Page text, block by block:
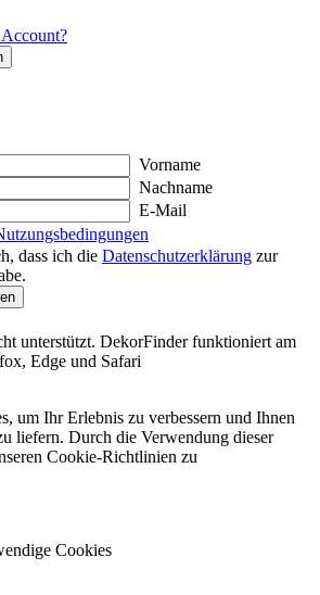
Vorname
Nachname
E-Mail
dass ich die Datenschutzerklärung zur
unterstützt. DekorFinder funktioniert am
Edge und Safari
um Ihr Erlebnis zu verbessern und Ihnen
liefern. Durch die Verwendung dieser
Cookie-Richtlinien zu
Cookies